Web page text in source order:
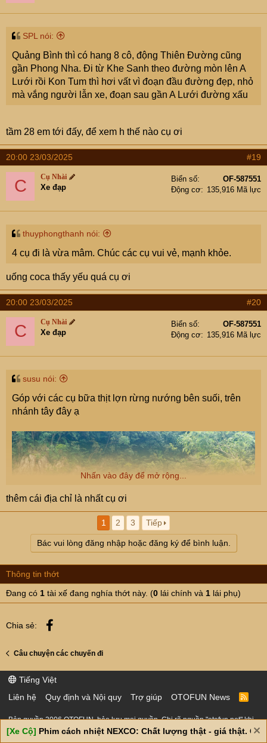
n
s
SPL nói:
Quảng Bình thì có hang 8 cô, động Thiên Đường cũng
gần Phong Nha. Đi từ Khe Sanh theo đường mòn lên A
Lưới rồi Kon Tum thì hơi vất vì đoạn đầu đường đẹp, nhỏ
mà vắng người lẫn xe, đoạn sau gần A Lưới đường xấu
tầm 28 em tới đấy, để xem h thế nào cụ ơi
20:00 23/03/2025 #19
C Cụ Nhài
Xe đạp
Biển số
OF-587551
Động cơ
135,916 Mã lực
thuyphongthanh nói:
4 cụ đi là vừa mâm. Chúc các cụ vui vẻ, mạnh khỏe.
uống coca thấy yếu quá cụ ơi
20:00 23/03/2025 #20
C Cụ Nhài
Xe đạp
Biển số
OF-587551
Động cơ
135,916 Mã lực
susu nói:
Góp với các cụ bữa thịt lợn rừng nướng bên suối, trên
nhánh tây đây ạ
Nhấn vào đây để mở rộng...
thêm cái địa chỉ là nhất cụ ơi
1 2 3 Tiếp
Bác vui lòng đăng nhập hoặc đăng ký để bình luận.
Thông tin thớt
Đang có 1 tài xế đang nghía thớt này. (0 lái chính và 1 lái phụ)
Chia sẻ:
Câu chuyện các chuyến đi
Tiếng Việt
Liên hệ
Quy định và Nội quy Trợ giúp OTOFUN News
R
S
Bản quyền 2006 OTOFUN, bảo lưu mọi quyền. Ghi rõ nguồn "otofun.net" khi
sử dụng thông tin từ website này.
Giấy phép thiết lập mạng xã hội số 245/GP-BTTTT của Bộ Thông tin và
[Xe Cộ] Phim cách nhiệt NEXCO: Chất lượng thật - giá thật. Giá